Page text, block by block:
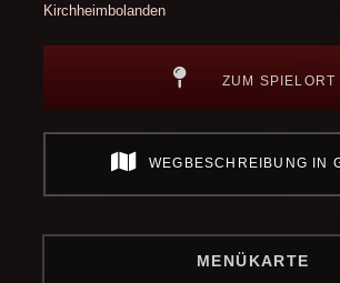
Kirchheimbolanden
ZUM SPIELORT
WEGBESCHREIBUNG IN
MENÜKARTE